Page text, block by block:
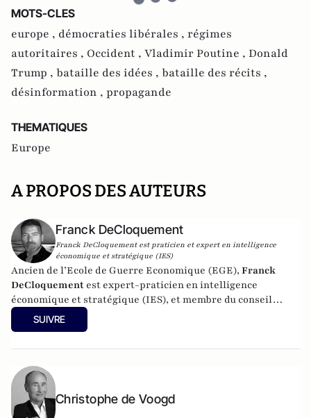
MOTS-CLES
europe , démocraties libérales , régimes
autoritaires , Occident , Vladimir Poutine , Donald
Trump , bataille des idées , bataille des récits ,
désinformation , propagande
THEMATIQUES
Europe
A PROPOS DES AUTEURS
Franck DeCloquement
Franck DeCloquement est praticien et expert en intelligence
économique et stratégique (IES)
Ancien de l’Ecole de Guerre Economique (EGE), Franck
DeCloquement est expert-praticien en intelligence
économique et stratégique (IES), et membre du conseil
scientifique de l’Institut d’Études de Géopolitique
Appliquée - EGA. Il intervient comme conseil en appui aux
complexes. Membre du CEPS, de la CyberTaskforce et du
Cercle K2, il est aussi spécialiste des problématiques ayant
trait à l'impact des nouvelles technologies et du cyber, sur
SUIVRE
Christophe de Voogd